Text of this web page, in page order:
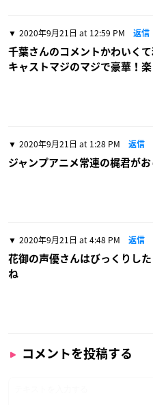
2020年9月21日 at 12:59 PM 返信
千葉さんのコメントかわいく
キャストマジのマジで豪華！楽
2020年9月21日 at 1:28 PM 返信
ジャンプアニメ常連の梶君がお
2020年9月21日 at 4:48 PM 返信
花御の声優さんはびっくりし
ね
コメントを投稿する